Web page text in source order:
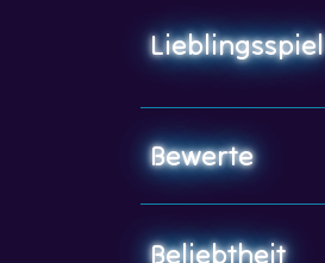
Lieblingsspiel
Bewerte
Beliebtheit